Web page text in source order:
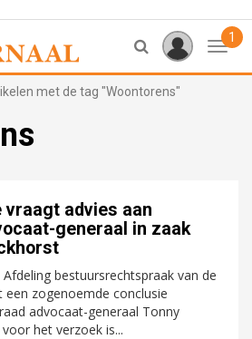
1
met de tag "Woontorens"
vraagt advies aan
generaal in zaak
bestuursrechtspraak van de
een zogenoemde conclusie
advocaat-generaal Tonny
het verzoek is...